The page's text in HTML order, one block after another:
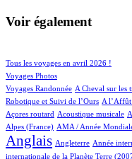
Voir également
Tous les voyages en avril 2026 !
89/615
Voyages Photos
75/615
Voyages Randonnée
4/615 A Cheval sur les
4/615
Robotique et Suivi de l’Ours
2/615 A
1/615
4/615
1/615
Açores routard
1/615 Acoustique musicale
41/615
19/615
11/615
3/615
29/615
16/615
Alpes (France)
13/615 AMA / Année
5/615
205/615
464/615
Anglais
68/615 Angleterre
6/615 Année
14/615
internationale de la Planète Terre
4/615